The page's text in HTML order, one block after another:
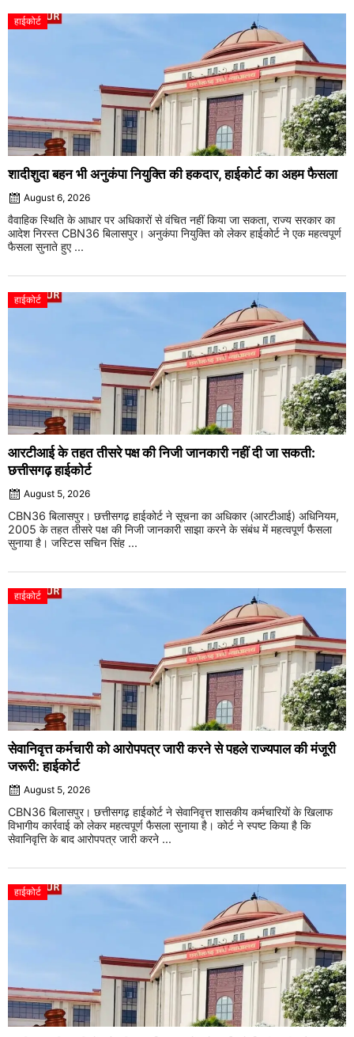
हाईकोर्ट
शादीशुदा बहन भी अनुकंपा नियुक्ति की हकदार, हाईकोर्ट का अहम फैसला
August 6, 2026
वैवाहिक स्थिति के आधार पर अधिकारों से वंचित नहीं किया जा सकता, राज्य सरकार का
आदेश निरस्त CBN36 बिलासपुर। अनुकंपा नियुक्ति को लेकर हाईकोर्ट ने एक महत्वपूर्ण
फैसला सुनाते हुए ...
हाईकोर्ट
आरटीआई के तहत तीसरे पक्ष की निजी जानकारी नहीं दी जा सकती:
छत्तीसगढ़ हाईकोर्ट
August 5, 2026
CBN36 बिलासपुर। छत्तीसगढ़ हाईकोर्ट ने सूचना का अधिकार (आरटीआई) अधिनियम,
2005 के तहत तीसरे पक्ष की निजी जानकारी साझा करने के संबंध में महत्वपूर्ण फैसला
सुनाया है। जस्टिस सचिन सिंह ...
हाईकोर्ट
सेवानिवृत्त कर्मचारी को आरोपपत्र जारी करने से पहले राज्यपाल की मंजूरी
जरूरी: हाईकोर्ट
August 5, 2026
CBN36 बिलासपुर। छत्तीसगढ़ हाईकोर्ट ने सेवानिवृत्त शासकीय कर्मचारियों के खिलाफ
विभागीय कार्रवाई को लेकर महत्वपूर्ण फैसला सुनाया है। कोर्ट ने स्पष्ट किया है कि
सेवानिवृत्ति के बाद आरोपपत्र जारी करने ...
हाईकोर्ट